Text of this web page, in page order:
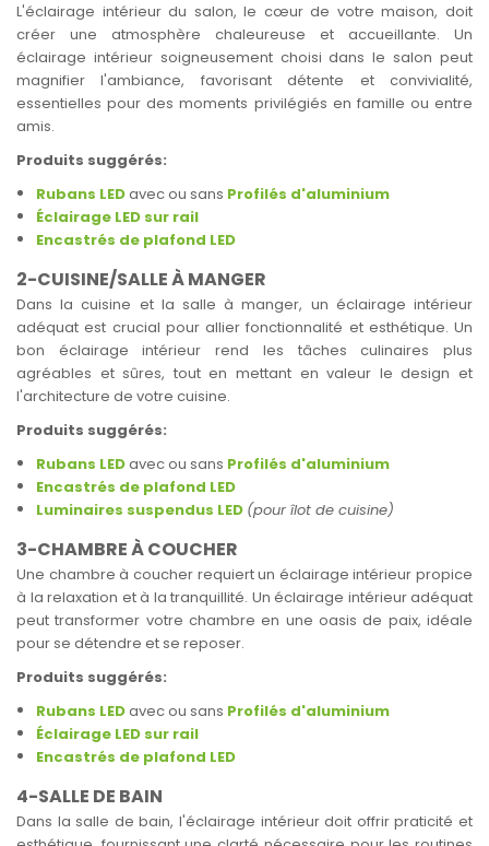
L'éclairage intérieur du salon, le cœur de votre maison, doit
créer une atmosphère chaleureuse et accueillante. Un
éclairage intérieur soigneusement choisi dans le salon peut
magnifier l'ambiance, favorisant détente et convivialité,
essentielles pour des moments privilégiés en famille ou entre
amis.
Produits suggérés:
Rubans LEDavec ou sans Profilés d'aluminium
Éclairage LED sur rail
Encastrés de plafond LED
2-CUISINE/SALLE À MANGER
Dans la cuisine et la salle à manger, un éclairage intérieur
adéquat est crucial pour allier fonctionnalité et esthétique. Un
bon éclairage intérieur rend les tâches culinaires plus
agréables et sûres, tout en mettant en valeur le design et
l'architecture de votre cuisine.
Produits suggérés:
Rubans LEDavec ou sans Profilés d'aluminium
Encastrés de plafond LED
Luminaires suspendus LED (pour îlot de cuisine)
3-CHAMBRE À COUCHER
Une chambre à coucher requiert un éclairage intérieur propice
à la relaxation et à la tranquillité. Un éclairage intérieur adéquat
peut transformer votre chambre en une oasis de paix, idéale
pour se détendre et se reposer.
Produits suggérés:
Rubans LEDavec ou sans Profilés d'aluminium
Éclairage LED sur rail
Encastrés de plafond LED
4-SALLE DE BAIN
Dans la salle de bain, l'éclairage intérieur doit offrir praticité et